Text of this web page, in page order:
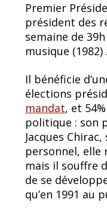
Premier
président des
semaine de
musique (1982)
Il bénéficie
élections
mandat, et
politique : son
Jacques
personnel, elle
mais il souffre
de se
qu’en 1991 au